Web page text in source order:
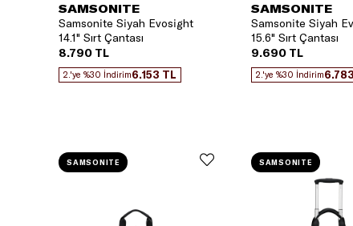
SAMSONITE
Samsonite Siyah Evosight
14.1" Sırt Çantası
8.790 TL
2.'ye %30 İndirim6.153 TL
SAMSONITE
Samsonite Siyah
15.6" Sırt Çantası
9.690 TL
2.'ye %30 İndirim
SAMSONITE SAMSONITE